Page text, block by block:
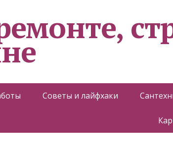
Советы и лайфхаки